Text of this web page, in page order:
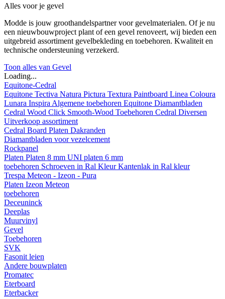
Alles voor je gevel
Modde is jouw groothandelspartner voor gevelmaterialen. Of je nu
een nieuwbouwproject plant of een gevel renoveert, wij bieden een
uitgebreid assortiment gevelbekleding en toebehoren. Kwaliteit en
technische ondersteuning verzekerd.
Toon alles van Gevel
Loading...
Equitone-Cedral
Equitone Tectiva Natura Pictura Textura Paintboard Linea Coloura
Lunara Inspira Algemene toebehoren Equitone Diamantbladen
Cedral Wood Click Smooth-Wood Toebehoren Cedral Diversen
Uitverkoop assortiment
Cedral Board Platen Dakranden
Diamantbladen voor vezelcement
Rockpanel
Platen Platen 8 mm UNI platen 6 mm
toebehoren Schroeven in Ral KleurKantenlak in Ral kleur
Trespa Meteon - Izeon - Pura
Platen Izeon Meteon
toebehoren
Deceuninck
Deeplas
Muurvinyl
Gevel
Toebehoren
SVK
Fasonit leien
Andere bouwplaten
Promatec
Eterboard
Eterbacker